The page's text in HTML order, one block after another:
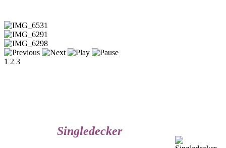
1 2 3
Singledecker